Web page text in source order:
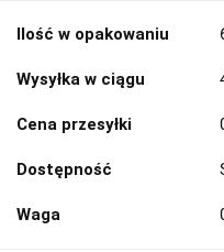
Ilość w opakowaniu
Wysyłka w ciągu
Cena przesyłki
Dostępność
Waga